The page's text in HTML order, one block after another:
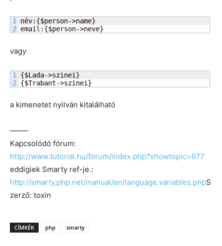
1
név:{$person->name}
email:{$person->neve}
vagy
1
{$Lada->szinei}
{$Trabant->szinei}
a kimenetet nyilván kitalálható
——–
Kapcsolódó fórum:
http://www.tutorial.hu/forum/index.php?showtopic=677
eddigiek Smarty ref-je.:
http://smarty.php.net/manual/en/language.variables.phpS
zerző: toxin
CÍMKÉK php smarty